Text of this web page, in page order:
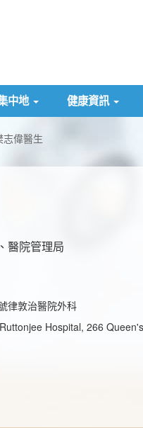
中地 健康資訊
志偉醫生
醫院管理局
律敦治醫院外科
Hospital, 266